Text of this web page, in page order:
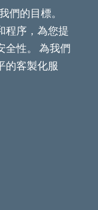
們的目標。
程序，為您提
全性。 為我們
的客製化服